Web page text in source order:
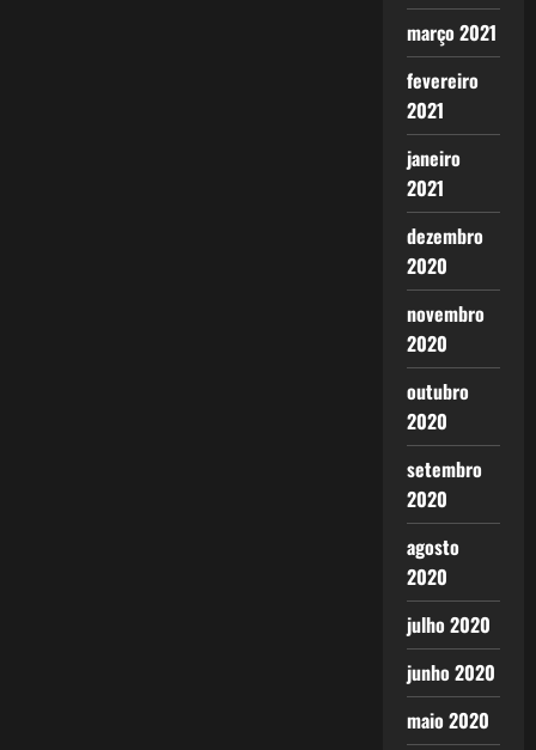
março 2021
fevereiro
2021
janeiro
2021
dezembro
2020
novembro
2020
outubro
2020
setembro
2020
agosto
2020
julho 2020
junho 2020
maio 2020